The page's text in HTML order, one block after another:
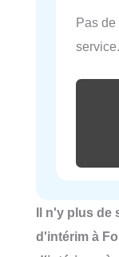
Pas de
service.
Il n'y plus
d'intérim à